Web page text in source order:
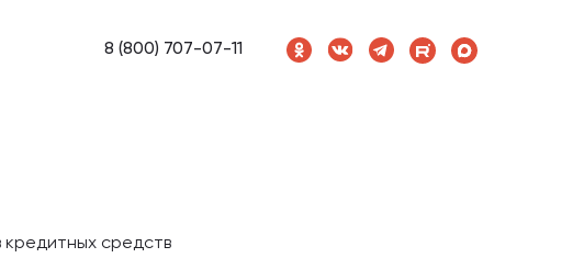
8 (800) 707-07-11
средств